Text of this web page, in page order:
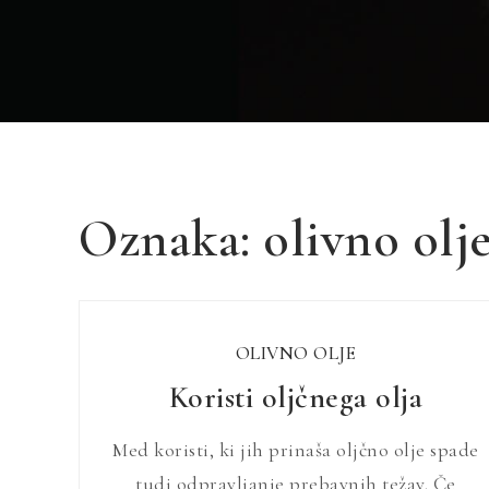
Oznaka: olivno
OLIVNO OLJE
Koristi oljčnega olja
Med koristi, ki jih prinaša oljčno olje spade
tudi odpravljanje prebavnih težav. Če